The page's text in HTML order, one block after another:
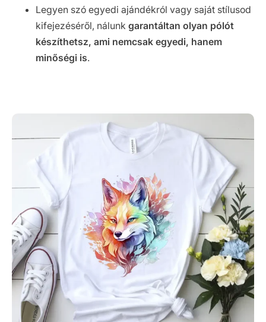
Legyen szó egyedi ajándékról vagy saját stílusod
kifejezéséről, nálunk garantáltan olyan pólót
készíthetsz, ami nemcsak egyedi, hanem
minőségi is.